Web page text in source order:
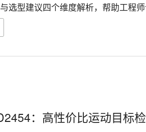
选型建议四个维度解析，帮助工程师
：高性价比运动目标